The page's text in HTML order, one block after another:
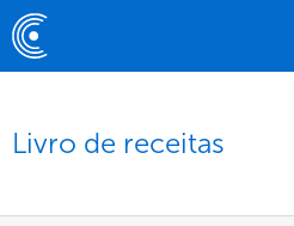
Livro de receitas